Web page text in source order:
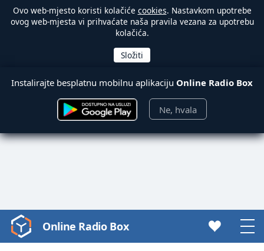
Ovo web-mjesto koristi kolačiće cookies. Nastavkom upotrebe
ovog web-mjesta vi prihvaćate naša pravila vezana za upotrebu
kolačića.
Instalirajte besplatnu mobilnu aplikaciju Online Radio Box
Ne, hvala
Video
Player
Online Radio Box